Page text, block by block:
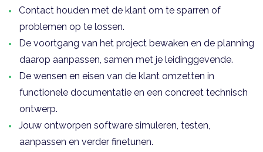
Contact houden met de klant om te sparren of
problemen op te lossen.
De voortgang van het project bewaken en de planning
daarop aanpassen, samen met je leidinggevende.
De wensen en eisen van de klant omzetten in
functionele documentatie en een concreet technisch
ontwerp.
Jouw ontworpen software simuleren, testen,
aanpassen en verder finetunen.